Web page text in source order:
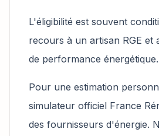
L'éligibilité est souvent
recours à un artisan RGE et
de performance énergétique.
Pour une estimation
simulateur officiel France
des fournisseurs d'énergie.